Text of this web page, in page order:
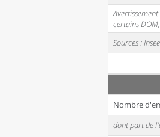
certains
Sources :
Nombre
dont part de